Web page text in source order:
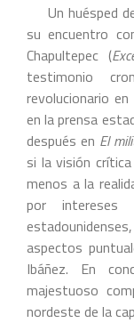
Un huésped
su encuentro
Chapultepec (
testimonio
revolucionario
en la prensa
después en El
si la visión
menos a la
por intereses
aspectos
Ibáñez. En
majestuoso
nordeste de la